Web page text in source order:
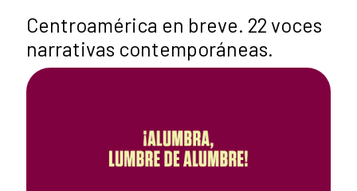
Centroamérica en breve. 22 voces
narrativas contemporáneas.